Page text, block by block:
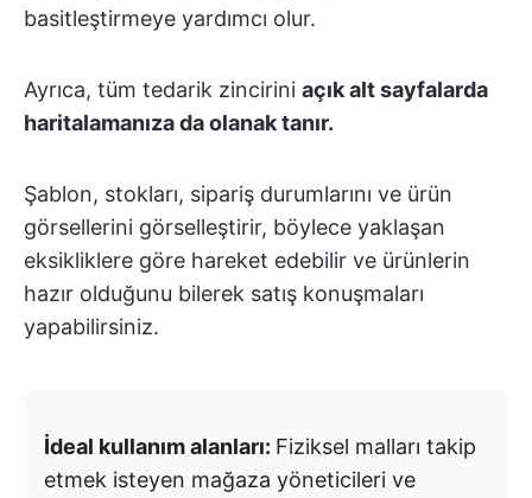
basitleştirmeye yardımcı olur.
Ayrıca, tüm tedarik zincirini açık alt sayfalarda
haritalamanıza da olanak tanır.
Şablon, stokları, sipariş durumlarını ve ürün
görsellerini görselleştirir, böylece yaklaşan
eksikliklere göre hareket edebilir ve ürünlerin
hazır olduğunu bilerek satış konuşmaları
yapabilirsiniz.
İdeal kullanım alanları: Fiziksel malları takip
etmek isteyen mağaza yöneticileri ve